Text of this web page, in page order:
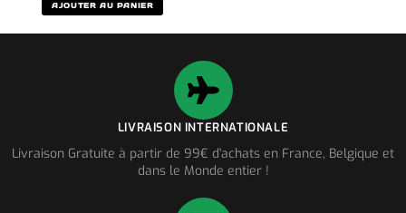
AJOUTER AU PANIER
LIVRAISON INTERNATIONALE
Livraison Gratuite à partir de 99€ d'achats en France, Belgique et
dans le Monde entier !